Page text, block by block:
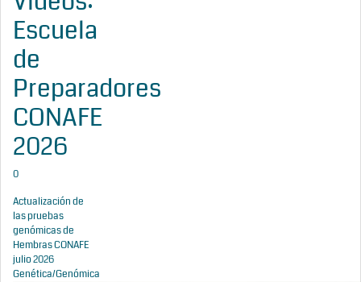
Escuela
de
Preparadores
CONAFE
2026
0
Actualización de
las pruebas
genómicas de
Hembras CONAFE
julio 2026
Genética/Genómica